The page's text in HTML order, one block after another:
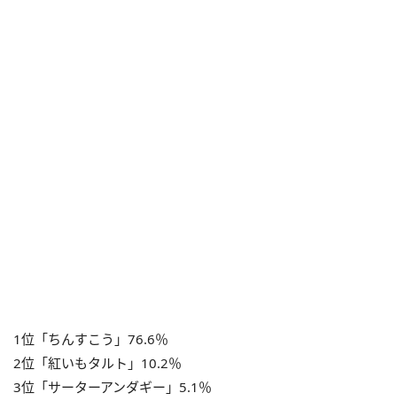
1位「ちんすこう」76.6％
2位「紅いもタルト」10.2％
3位「サーターアンダギー」5.1％